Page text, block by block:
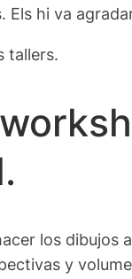
Els hi va
tallers.
los
y